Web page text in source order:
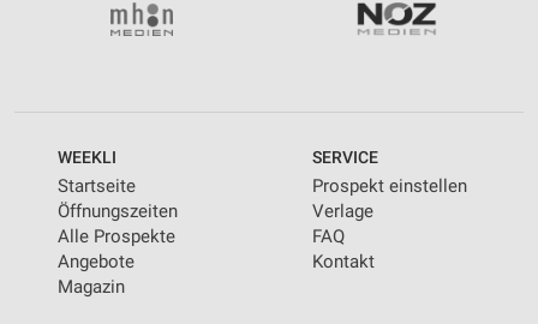
WEEKLI
Startseite
Öffnungszeiten
Alle Prospekte
Angebote
Magazin
SERVICE
Prospekt einstellen
Verlage
FAQ
Kontakt